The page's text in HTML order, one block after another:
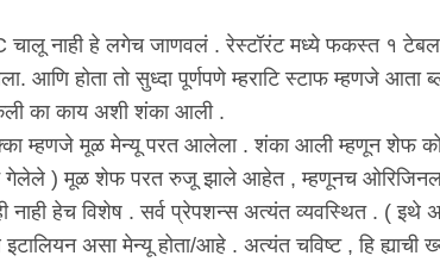
चालू नाही हे लगेच जाणवलं . रेस्टॉरंट मध्ये फकस्त १
आणि होता तो सुध्दा पूर्णपणे म्हराटि स्टाफ म्हणजे आता
का काय अशी शंका आली .
म्हणजे मूळ मेन्यू परत आलेला . शंका आली म्हणून शेफ
गेलेले ) मूळ शेफ परत रुजू झाले आहेत , म्हणूनच
नाही हेच विशेष . सर्व प्रेपशन्स अत्यंत व्यवस्थित . ( इथे
असा मेन्यू होता/आहे . अत्यंत चविष्ट , हि ह्याची